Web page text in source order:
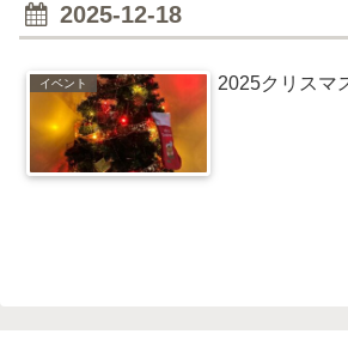
2025-12-18
イベント 2025クリスマ